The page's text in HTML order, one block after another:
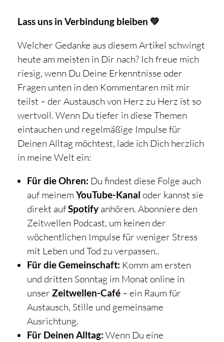
Lass uns in Verbindung bleiben 💚
Welcher Gedanke aus diesem Artikel schwingt
heute am meisten in Dir nach? Ich freue mich
riesig, wenn Du Deine Erkenntnisse oder
Fragen unten in den Kommentaren mit mir
teilst – der Austausch von Herz zu Herz ist so
wertvoll. Wenn Du tiefer in diese Themen
eintauchen und regelmäßige Impulse für
Deinen Alltag möchtest, lade ich Dich herzlich
in meine Welt ein:
Für die Ohren: Du findest diese Folge auch
auf meinem YouTube-Kanal oder kannst sie
direkt aufSpotifyanhören. Abonniere den
Zeitwellen Podcast, um keinen der
wöchentlichen Impulse für weniger Stress
mit Leben und Tod zu verpassen..
Für die Gemeinschaft: Komm am ersten
und dritten Sonntag im Monat online in
unser Zeitwellen-Café– ein Raum für
Austausch, Stille und gemeinsame
Ausrichtung.
Für Deinen Alltag: Wenn Du eine